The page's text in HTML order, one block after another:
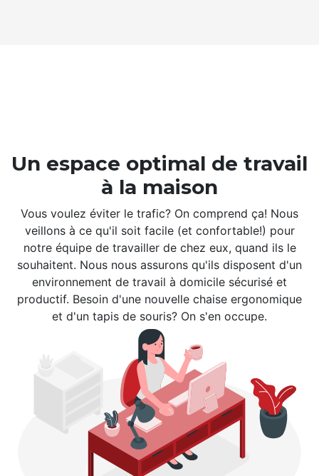
Un espace optimal de travail
à la maison
Vous voulez éviter le trafic? On comprend ça! Nous
veillons à ce qu'il soit facile (et confortable!) pour
notre équipe de travailler de chez eux, quand ils le
souhaitent. Nous nous assurons qu'ils disposent d'un
environnement de travail à domicile sécurisé et
productif. Besoin d'une nouvelle chaise ergonomique
et d'un tapis de souris? On s'en occupe.